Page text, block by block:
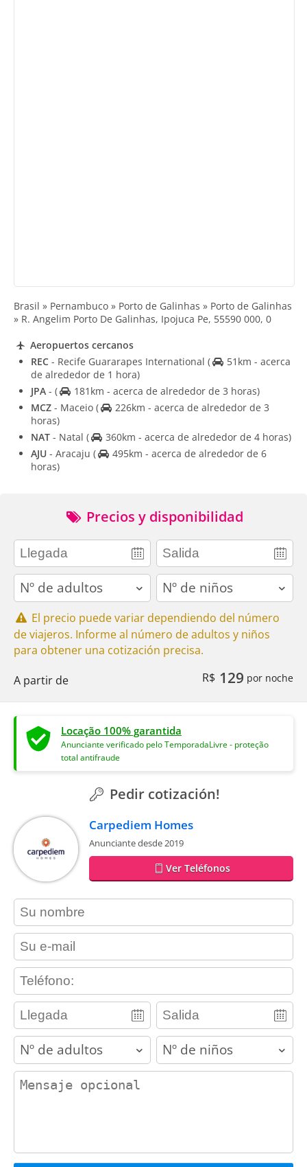
Brasil » Pernambuco » Porto de Galinhas » Porto de Galinhas
» R. Angelim Porto De Galinhas, Ipojuca Pe, 55590 000, 0
Aeropuertos cercanos
REC - Recife Guararapes International (
51km - acerca
de alrededor de 1 hora)
JPA - (
181km - acerca de alrededor de 3 horas)
MCZ - Maceio (
226km - acerca de alrededor de 3
horas)
NAT - Natal (
360km - acerca de alrededor de 4 horas)
AJU - Aracaju (
495km - acerca de alrededor de 6
horas)
Precios y disponibilidad
adults children
El precio puede variar dependiendo del número
de viajeros. Informe al número de adultos y niños
para obtener una cotización precisa.
A partir de
R$ 129 por noche
Locação 100% garantida
Anunciante verificado pelo TemporadaLivre - proteção
total antifraude
Pedir cotización!
Carpediem Homes
Anunciante desde 2019
Ver Teléfonos
contact_name
contact_email
contact_phone
adults children
contact_message